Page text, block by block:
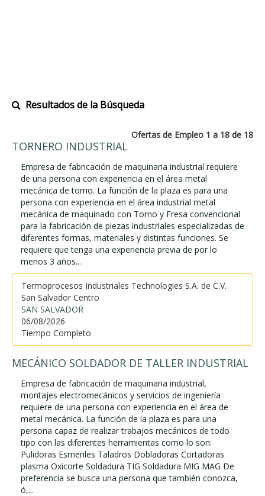
Resultados de la Búsqueda
Ofertas de Empleo 1 a 18 de 18
TORNERO INDUSTRIAL
Empresa de fabricación de maquinaria industrial requiere
de una persona con experiencia en el área metal
mecánica de torno. La función de la plaza es para una
persona con experiencia en el área industrial metal
mecánica de maquinado con Torno y Fresa convencional
para la fabricación de piezas industriales especializadas de
diferentes formas, materiales y distintas funciones. Se
requiere que tenga una experiencia previa de por lo
menos 3 años...
Termoprocesos Industriales Technologies S.A. de C.V.
San Salvador Centro
SAN SALVADOR
06/08/2026
Tiempo Completo
MECÁNICO SOLDADOR DE TALLER INDUSTRIAL
Empresa de fabricación de maquinaria industrial,
montajes electromecánicos y servicios de ingeniería
requiere de una persona con experiencia en el área de
metal mecánica. La función de la plaza es para una
persona capaz de realizar trabajos mecánicos de todo
tipo con las diferentes herramientas como lo son:
Pulidoras Esmeriles Taladros Dobladoras Cortadoras
plasma Oxicorte Soldadura TIG Soldadura MIG MAG De
preferencia se busca una persona que también conozca,
ó,...